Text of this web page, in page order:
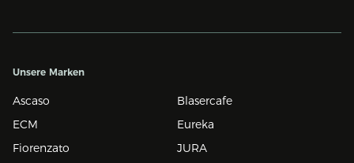
Unsere Marken
Ascaso
Blasercafe
ECM
Eureka
Fiorenzato
JURA